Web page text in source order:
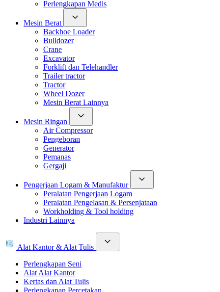
Perlengkapan Medis
Mesin Berat
Backhoe Loader
Bulldozer
Crane
Excavator
Forklift dan Telehandler
Trailer tractor
Tractor
Wheel Dozer
Mesin Berat Lainnya
Mesin Ringan
Air Compressor
Pengeboran
Generator
Pemanas
Gergaji
Pengerjaan Logam & Manufaktur
Peralatan Pengerjaan Logam
Peralatan Pengelasan & Persenjataan
Workholding & Tool holding
Industri Lainnya
Alat Kantor & Alat Tulis
Perlengkapan Seni
Alat Alat Kantor
Kertas dan Alat Tulis
Perlengkapan Percetakan